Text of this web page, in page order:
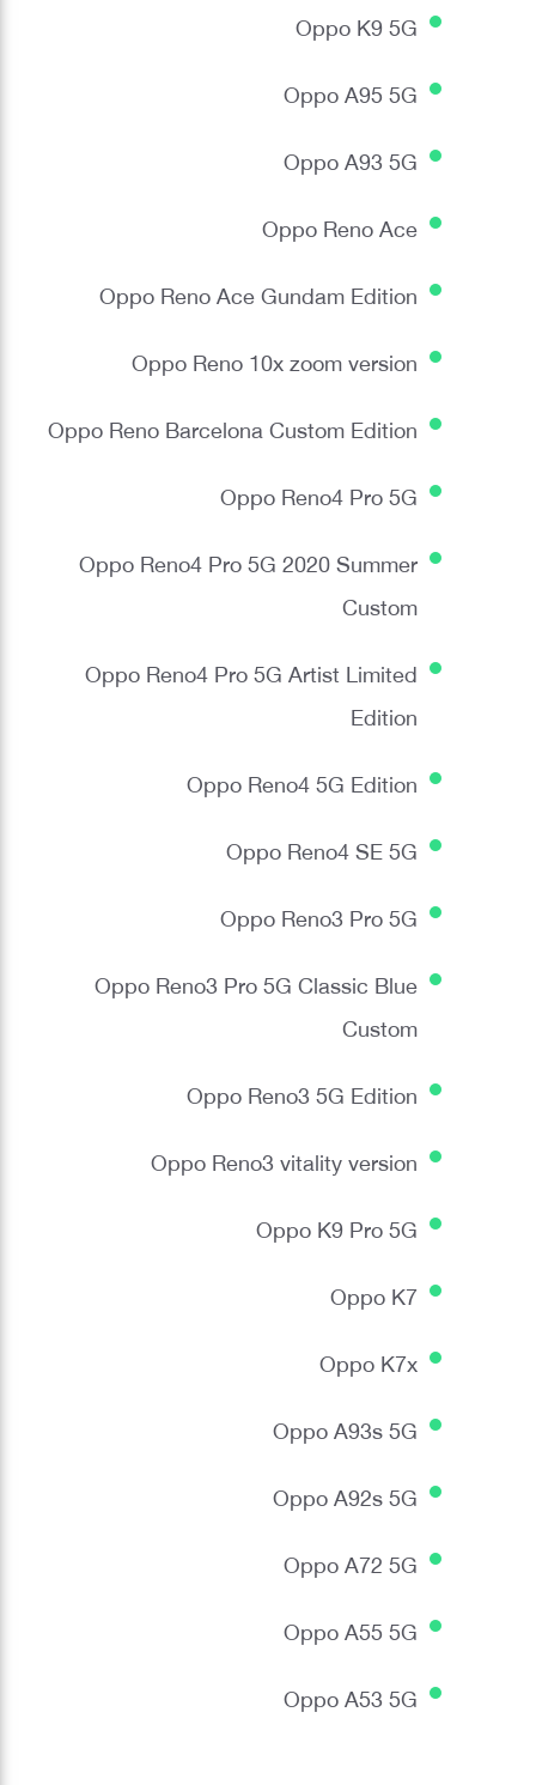
Oppo K9 5G
Oppo A95 5G
Oppo A93 5G
Oppo Reno Ace
Oppo Reno Ace Gundam Edition
Oppo Reno 10x zoom version
Oppo Reno Barcelona Custom Edition
Oppo Reno4 Pro 5G
Oppo Reno4 Pro 5G 2020 Summer
Custom
Oppo Reno4 Pro 5G Artist Limited
Edition
Oppo Reno4 5G Edition
Oppo Reno4 SE 5G
Oppo Reno3 Pro 5G
Oppo Reno3 Pro 5G Classic Blue
Custom
Oppo Reno3 5G Edition
Oppo Reno3 vitality version
Oppo K9 Pro 5G
Oppo K7
Oppo K7x
Oppo A93s 5G
Oppo A92s 5G
Oppo A72 5G
Oppo A55 5G
Oppo A53 5G